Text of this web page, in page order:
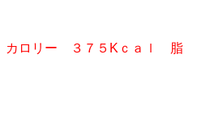
カロリー ３７５Kｃａｌ 脂